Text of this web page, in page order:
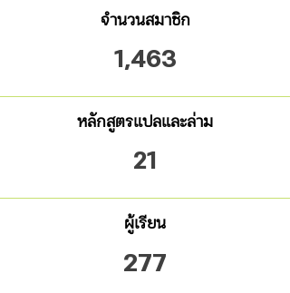
จำนวนสมาชิก
1,463
หลักสูตรแปลและล่าม
21
ผู้เรียน
277